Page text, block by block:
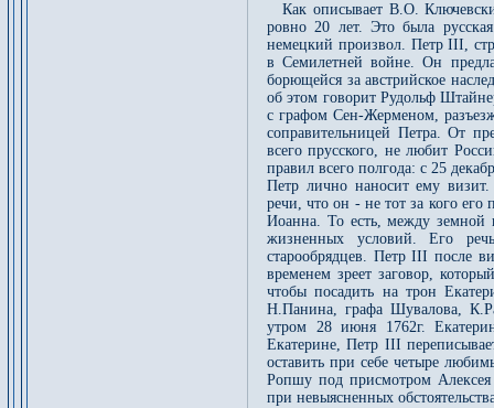
Как описывает В.О.
ровно 20 лет. Это была
немецкий произвол. Петр III,
в Семилетней войне. Он
борющейся за австрийское
об этом говорит Рудольф
с графом Сен-Жерменом,
соправительницей Петра. От
всего прусского, не любит
правил всего полгода: с 25
Петр лично наносит ему визит.
речи, что он - не тот за кого
Иоанна. То есть, между земной
жизненных условий. Его
старообрядцев. Петр III после
временем зреет заговор,
чтобы посадить на трон
Н.Панина, графа Шувалова,
утром 28 июня 1762г.
Екатерине, Петр III
оставить при себе четыре
Ропшу под присмотром
при невыясненных